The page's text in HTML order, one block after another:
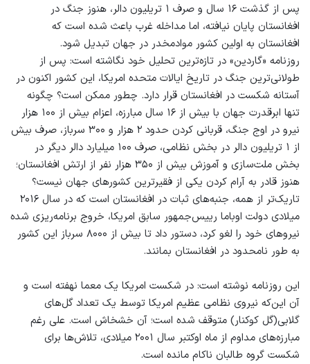
پس از گذشت ۱۶ سال و صرف ۱ تریلیون دالر، هنوز جنگ در
افغانستان پایان نیافته، اما مداخله غرب باعث شده است که
افغانستان به اولین کشور مواد‌مخدر در جهان تبدیل شود.
روزنامه «گاردین» در تازه‌ترین تحلیل خود نگاشته است: پس از
طولانی‌ترین جنگ در تاریخ ایالات متحده امریکا، این کشور اکنون در
آستانه شکست در افغانستان قرار دارد. چطور ممکن است؟ چگونه
تنها ابرقدرت جهان با بیش از ۱۶ سال مبارزه، اعزام بیش از ۱۰۰ هزار
نیرو در اوج جنگ، قربانی کردن حدود ۲ هزار و ۳۰۰ سرباز، صرف بیش
از ۱ تریلیون دالر در بخش نظامی، صرف ۱۰۰ میلیارد دالر دیگر در
بخش ملت‌سازی و آموزش بیش از ۳۵۰ هزار نفر از ارتش افغانستان؛
هنوز قادر به آرام کردن یکی از فقیر‌ترین کشور‌های جهان نیست؟
تاریک‌تر از همه، جنبه‌های ثبات در افغانستان است که در سال ۲۰۱۶
میلادی دولت اوباما رییس‌جمهور سابق امریکا، خروج برنامه‌ریزی شده
نیروهای خود را لغو کرد، دستور داد تا بیش از ۸۰۰۰ سرباز این کشور
به طور نامحدود در افغانستان بمانند.
این روزنامه نوشته است: در شکست امریکا یک معما نهفته است و
آن این‌که نیروی نظامی عظیم امریکا توسط یک تعداد گل‌های
گلابی(گل کوکنار) متوقف شده است؛ آن خشخاش است. علی رغم
مبارزه‌های مداوم از ماه اوکتبر سال ۲۰۰۱ میلادی، تلاش‌ها برای
شکست گروه طالبان ناکام مانده است.